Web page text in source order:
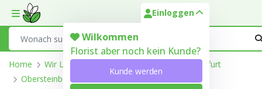
Toggle mobile menu
Einloggen
Wilkommen
Florist aber noch kein Kunde?
Kunde werden
Home Wir Liefern
Steinfurt
Obersteinbeck